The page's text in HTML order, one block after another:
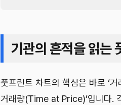
기관의 흔적을 읽는
풋프린트 차트의 핵심은 바로 ‘
거래량(Time at Price)’입니다.